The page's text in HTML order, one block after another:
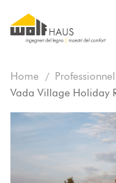
Home Professionnel
Vada Village Holiday